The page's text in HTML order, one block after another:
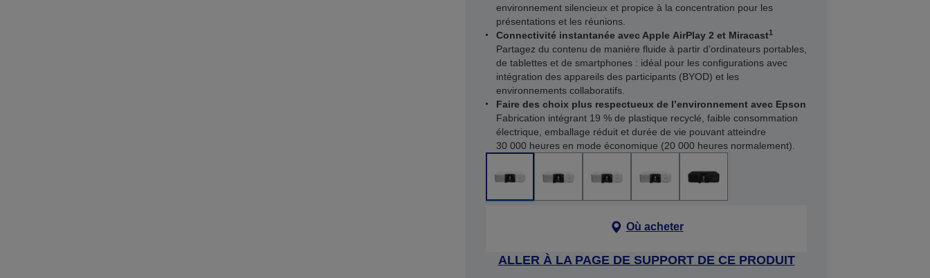
environnement silencieux et propice à la concentration pour les
présentations et les réunions.
Connectivité instantanée avec Apple AirPlay 2 et Miracast1
Partagez du contenu de manière fluide à partir d’ordinateurs portables,
de tablettes et de smartphones : idéal pour les configurations avec
intégration des appareils des participants (BYOD) et les
environnements collaboratifs.
Faire des choix plus respectueux de l’environnement avec Epson
Fabrication intégrant 19 % de plastique recyclé, faible consommation
électrique, emballage réduit et durée de vie pouvant atteindre
30 000 heures en mode économique (20 000 heures normalement).
Où acheter
ALLER À LA PAGE DE SUPPORT DE CE PRODUIT